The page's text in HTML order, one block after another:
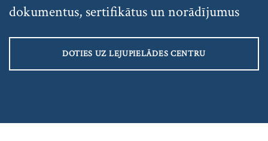
dokumentus, sertifikātus un norādījumus
DOTIES UZ LEJUPIELĀDES CENTRU